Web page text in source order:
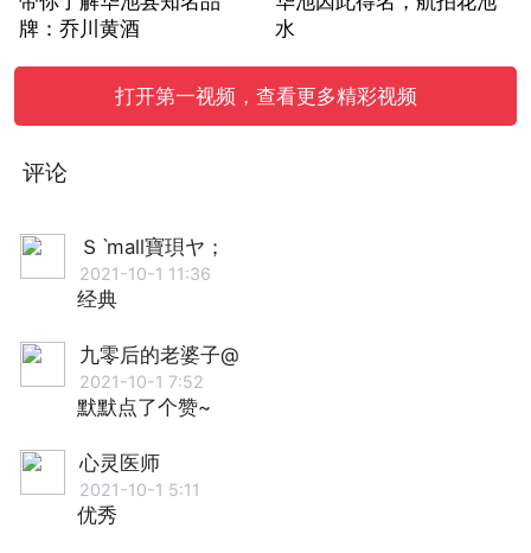
牌：乔川黄酒
水
打开第一视频，查看更多精彩视频
评论
Ｓˋmall寶珼ヤ；
2021-10-1 11:36
经典
九零后的老婆子@
2021-10-1 7:52
默默点了个赞~
心灵医师
2021-10-1 5:11
优秀